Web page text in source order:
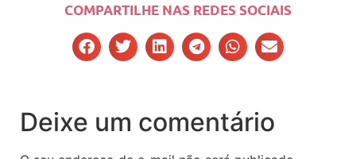
COMPARTILHE NAS REDES SOCIAIS
Deixe um comentário